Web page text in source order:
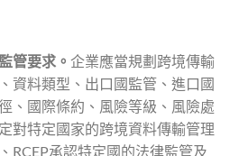
管要求。 企業應當規劃跨境傳輸
資料類型、出口國監管、進口國
、國際條約、風險等級、風險處
對特定國家的跨境資料傳輸管理
RCEP承認特定國的法律監管及